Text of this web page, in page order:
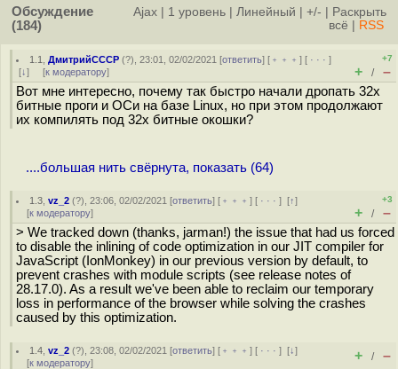
Обсуждение
(184)
Ajax 1 уровень Линейный +/-
Раскрыть
всё
RSS
1.1 ,ДмитрийСССР (?), 23:01, 02/02/2021 [ответить] [ ﹢﹢﹢] [ · · ·]
[↓] [к модератору]
+7
+ / –
Вот мне интересно, почему так быстро начали дропать 32х
битные проги и ОСи на базе Linux, но при этом продолжают
их компилять под 32х битные окошки?
....большая нить свёрнута, показать (64)
1.3 ,vz_2 (?), 23:06, 02/02/2021 [ответить] [ ﹢﹢﹢] [ · · ·][↑]
[к модератору]
+3
+ / –
> We tracked down (thanks, jarman!) the issue that had us forced
to disable the inlining of code optimization in our JIT compiler for
JavaScript (IonMonkey) in our previous version by default, to
prevent crashes with module scripts (see release notes of
28.17.0). As a result we've been able to reclaim our temporary
loss in performance of the browser while solving the crashes
caused by this optimization.
1.4 ,vz_2 (?), 23:08, 02/02/2021 [ответить] [ ﹢﹢﹢] [ · · ·][↓]
[к модератору] + / –